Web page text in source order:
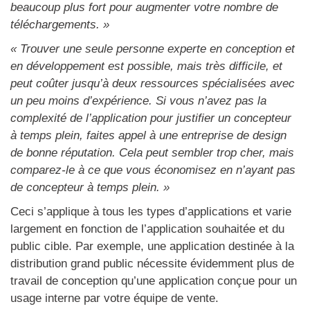
beaucoup plus fort pour augmenter votre nombre de
téléchargements. »
« Trouver une seule personne experte en conception et
en développement est possible, mais très difficile, et
peut coûter jusqu’à deux ressources spécialisées avec
un peu moins d’expérience. Si vous n’avez pas la
complexité de l’application pour justifier un concepteur
à temps plein, faites appel à une entreprise de design
de bonne réputation. Cela peut sembler trop cher, mais
comparez-le à ce que vous économisez en n’ayant pas
de concepteur à temps plein. »
Ceci s’applique à tous les types d’applications et varie
largement en fonction de l’application souhaitée et du
public cible. Par exemple, une application destinée à la
distribution grand public nécessite évidemment plus de
travail de conception qu’une application conçue pour un
usage interne par votre équipe de vente.